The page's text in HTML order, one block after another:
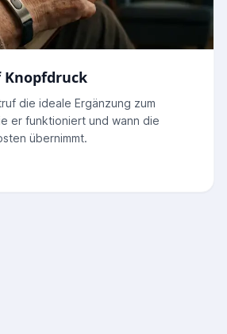
die ideale Ergänzung zum
er funktioniert und wann die
übernimmt.